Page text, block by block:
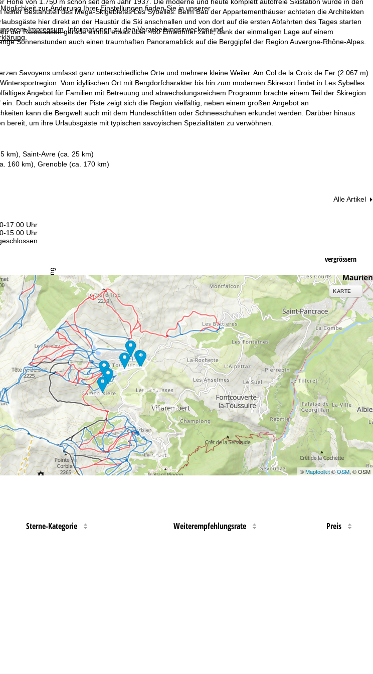
zur Änderung Ihrer Einstellungen finden Sie in unserer
Impressum. Informationen zu den Verarbeitungszwecken und
17:00 Uhr
15:00 Uhr
Beratung
Bestandteil des Mega-Skigebietes Les Sybelles. Beim Bau der Appartementhäuser achteten die Architekten
hier direkt an der Haustür die Ski anschnallen und von dort auf die ersten Abfahrten des Tages starten
der Reisesaison gerade einmal etwas über 480 Einwohner zählt, dank der einmaligen Lage auf einem
Sonnenstunden auch einen traumhaften Panoramablick auf die Berggipfel der Region Auvergne-Rhône-Alpes.
Savoyens umfasst ganz unterschiedliche Orte und mehrere kleine Weiler. Am Col de la Croix de Fer (2.067 m)
Vom idyllischen Ort mit Bergdorfcharakter bis hin zum modernen Skiresort findet in Les Sybelles
Angebot für Familien mit Betreuung und abwechslungsreichem Programm brachte einem Teil der Skiregion
Doch auch abseits der Piste zeigt sich die Region vielfältig, neben einem großen Angebot an
kann die Bergwelt auch mit dem Hundeschlitten oder Schneeschuhen erkundet werden. Darüber hinaus
bereit, um ihre Urlaubsgäste mit typischen savoyischen Spezialitäten zu verwöhnen.
km), Saint-Avre (ca. 25 km)
160 km), Grenoble (ca. 170 km)
Alle Artikel
vergrössern
KARTE
©Maptoolkit©OSM, © OSM
Sterne-Kategorie Weiterempfehlungsrate Preis